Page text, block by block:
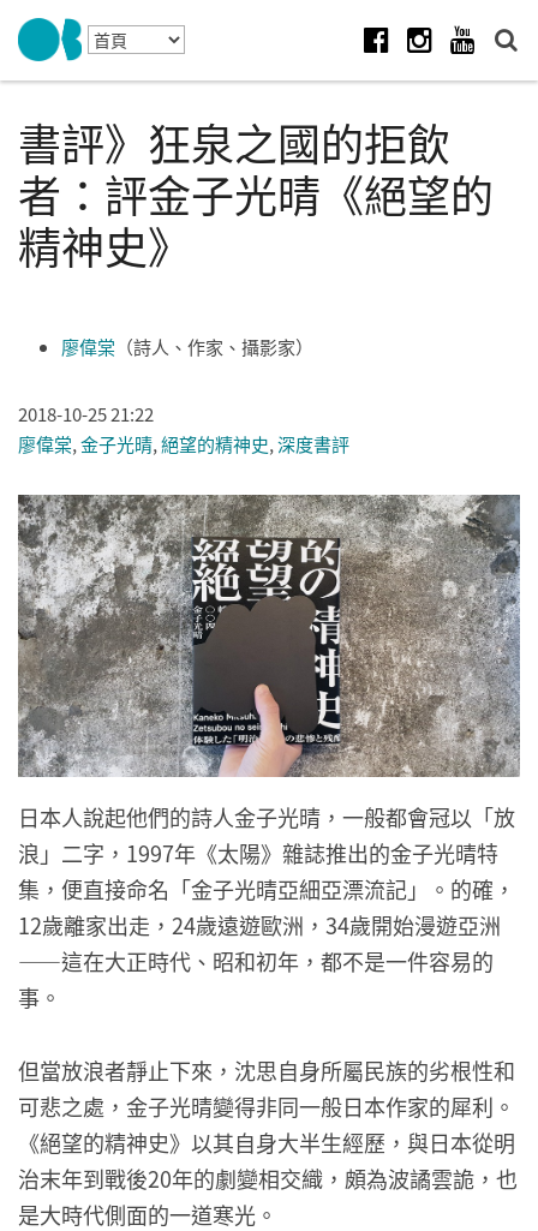
Skip to navigation
移至主內容
書評》狂泉之國的拒飲
者：評金子光晴《絕望的
精神史》
廖偉棠 （詩人、作家、攝影家）
2018-10-25 21:22
廖偉棠,金子光晴,絕望的精神史,深度書評
日本人說起他們的詩人金子光晴，一般都會冠以「放
浪」二字，1997年《太陽》雜誌推出的金子光晴特
集，便直接命名「金子光晴亞細亞漂流記」。的確，
12歲離家出走，24歲遠遊歐洲，34歲開始漫遊亞洲
——這在大正時代、昭和初年，都不是一件容易的
事。
但當放浪者靜止下來，沈思自身所屬民族的劣根性和
可悲之處，金子光晴變得非同一般日本作家的犀利。
《絕望的精神史》以其自身大半生經歷，與日本從明
治末年到戰後20年的劇變相交織，頗為波譎雲詭，也
是大時代側面的一道寒光。